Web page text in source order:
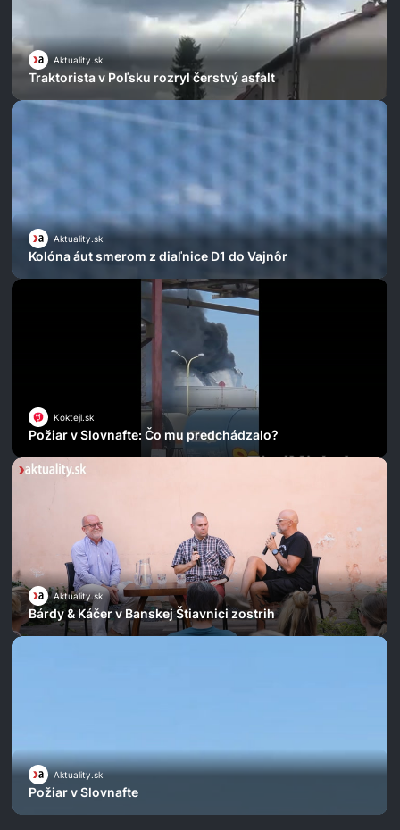
Aktuality.sk
Traktorista v Poľsku rozryl čerstvý asfalt
Aktuality.sk
Kolóna áut smerom z diaľnice D1 do Vajnôr
Koktejl.sk
Požiar v Slovnafte: Čo mu predchádzalo?
Aktuality.sk
Bárdy & Káčer v Banskej Štiavnici zostrih
Aktuality.sk
Požiar v Slovnafte